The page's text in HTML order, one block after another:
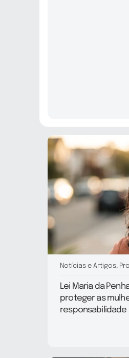
Notícias e Artigos
Lei Maria da
proteger as